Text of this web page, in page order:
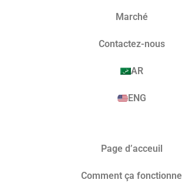
Marché​
Contactez-nous
AR
ENG
Page d’acceuil
Comment ça fonctionne